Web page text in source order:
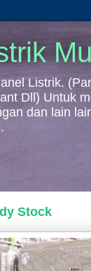
Listrik.
Dll) Untuk
dan lain
Stock